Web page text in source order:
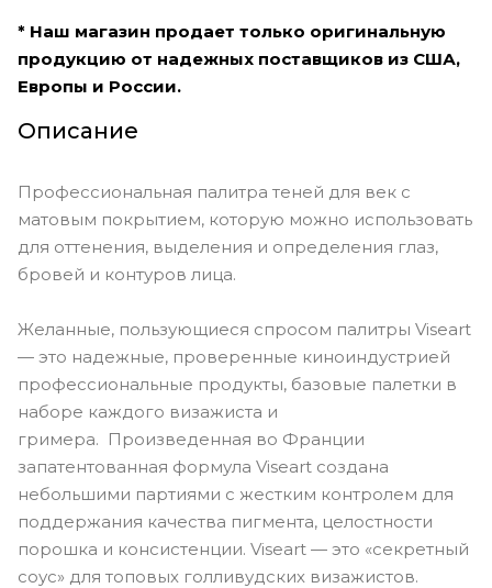
* Наш магазин продает только оригинальную
продукцию от надежных поставщиков из США,
Европы и России.
Описание
Профессиональная палитра теней для век с
матовым покрытием, которую можно использовать
для оттенения, выделения и определения глаз,
бровей и контуров лица.
Желанные, пользующиеся спросом палитры Viseart
— это надежные, проверенные киноиндустрией
профессиональные продукты, базовые палетки в
наборе каждого визажиста и
гримера. Произведенная во Франции
запатентованная формула Viseart создана
небольшими партиями с жестким контролем для
поддержания качества пигмента, целостности
порошка и консистенции. Viseart — это «секретный
соус» для топовых голливудских визажистов.